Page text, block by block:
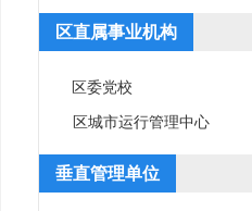
区直属事业机构
区委党校
区城市运行管理中心
垂直管理单位